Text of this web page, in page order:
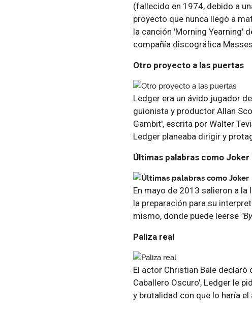
(fallecido en 1974, debido a
proyecto que nunca llegó a
la canción 'Morning Yearning'
compañía discográfica
Otro proyecto a las puertas
Ledger era un ávido jugador
guionista y productor Allan
Gambit', escrita por Walter
Ledger planeaba dirigir y
Últimas palabras como Joker
En mayo de 2013 salieron a
la preparación para su
mismo, donde puede leerse
Paliza real
El actor Christian Bale declaró
Caballero Oscuro', Ledger le
y brutalidad con que lo haría